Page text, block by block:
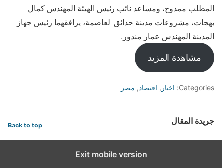
المطلب ممدوح، ومساعد نائب رئيس الهيئة المهندس كمال
بهجات، مشروعات مدينة حدائق العاصمة، يرافقهما رئيس جهاز
المدينة المهندس عمار مندور.
مشاهدة المزيد
Categories: اخبار , اقتصاد, مصر
جريدة المقال Back to top
Exit mobile version